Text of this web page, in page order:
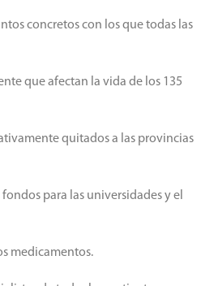
concretos con los que todas las
que afectan la vida de los 135
quitados a las provincias
para las universidades y el
medicamentos.